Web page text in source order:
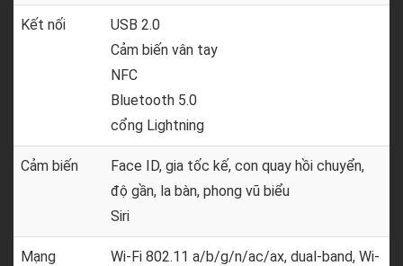
Kết nối
USB 2.0
Cảm biến vân tay
NFC
Bluetooth 5.0
cổng Lightning
Cảm biến
Face ID, gia tốc kế, con quay hồi chuyển,
độ gần, la bàn, phong vũ biểu
Siri
Mạng
Wi-Fi 802.11 a/b/g/n/ac/ax, dual-band, Wi-